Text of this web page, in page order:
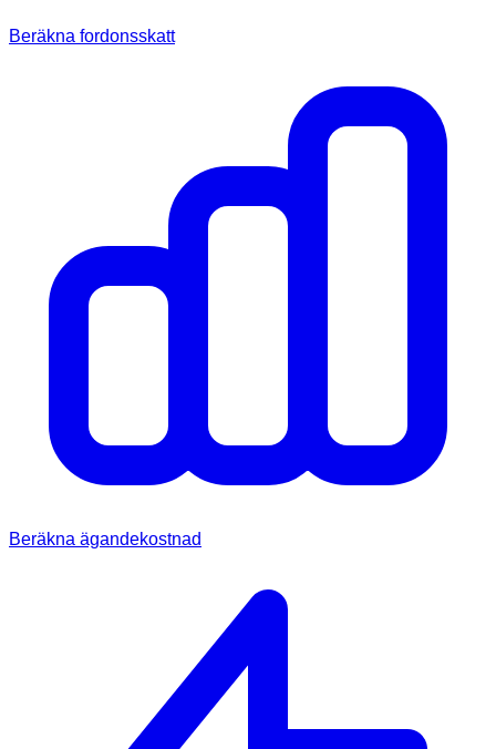
Beräkna fordonsskatt
Beräkna ägandekostnad